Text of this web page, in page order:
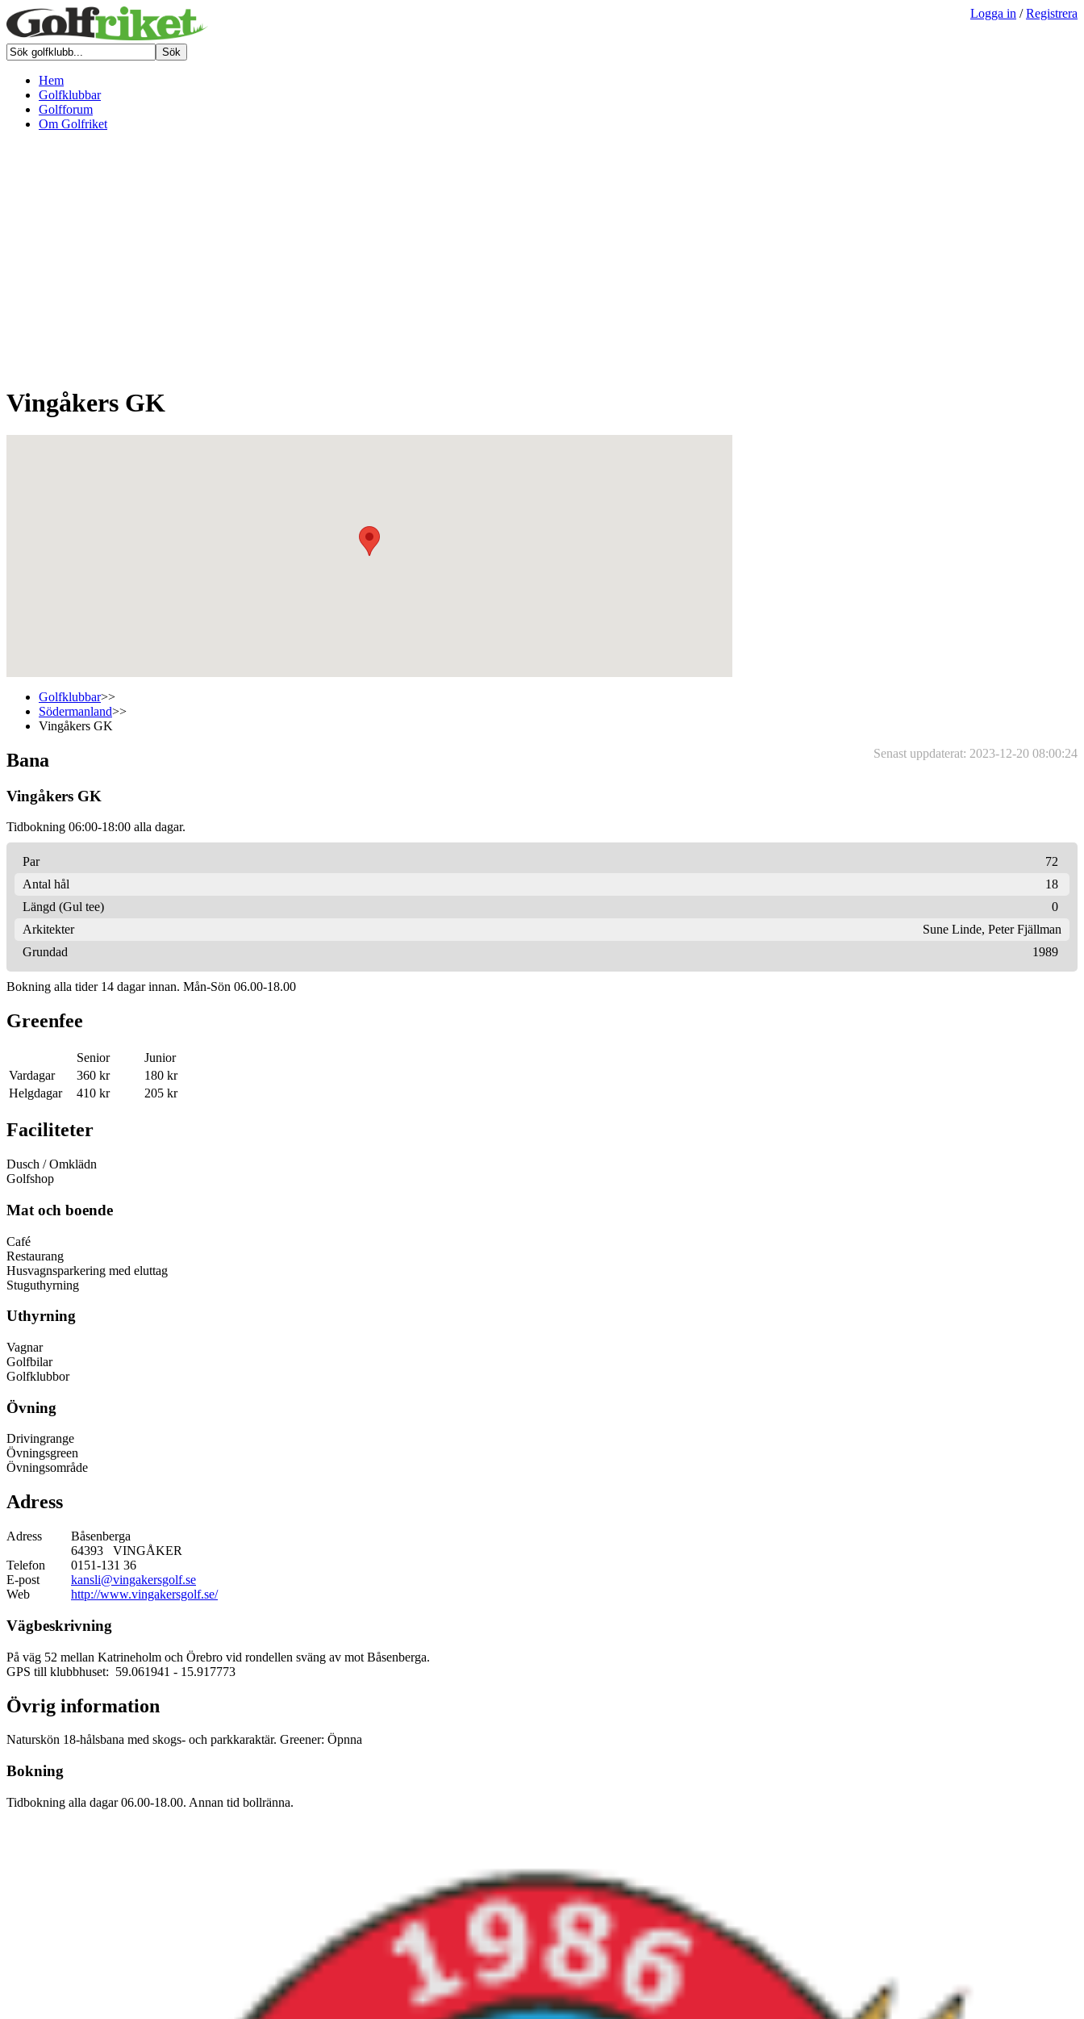
Logga in /Registrera
Hem
Golfklubbar
Golfforum
Om Golfriket
Vingåkers GK
Golfklubbar>>
Södermanland>>
Vingåkers GK
Senast uppdaterat: 2023-12-20 08:00:24
Bana
Vingåkers GK
Tidbokning 06:00-18:00 alla dagar.
Par
72
Antal hål
18
Längd (Gul tee)
0
Arkitekter
Sune Linde, Peter Fjällman
Grundad
1989
Bokning alla tider 14 dagar innan. Mån-Sön 06.00-18.00
Greenfee
Senior
Junior
Vardagar
360 kr
180 kr
Helgdagar
410 kr 205 kr
Faciliteter
Dusch / Omklädn
Golfshop
Mat och boende
Café
Restaurang
Husvagnsparkering med eluttag
Stuguthyrning
Uthyrning
Vagnar
Golfbilar
Golfklubbor
Övning
Drivingrange
Övningsgreen
Övningsområde
Adress
Adress
Båsenberga
64393 VINGÅKER
Telefon
0151-131 36
E-post
kansli@vingakersgolf.se
Web
http://www.vingakersgolf.se/
Vägbeskrivning
På väg 52 mellan Katrineholm och Örebro vid rondellen sväng av mot Båsenberga.
GPS till klubbhuset: 59.061941 - 15.917773
Övrig information
Naturskön 18-hålsbana med skogs- och parkkaraktär. Greener: Öpnna
Bokning
Tidbokning alla dagar 06.00-18.00. Annan tid bollränna.